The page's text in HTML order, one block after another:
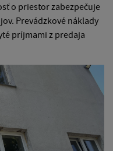
o priestor zabezpečuje
Prevádzkové náklady
príjmami z predaja